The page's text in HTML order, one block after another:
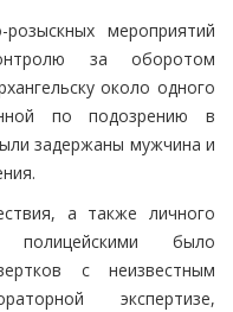
мероприятий
за оборотом
около одного
по подозрению в
задержаны мужчина и
а также личного
полицейскими было
с неизвестным
экспертизе,